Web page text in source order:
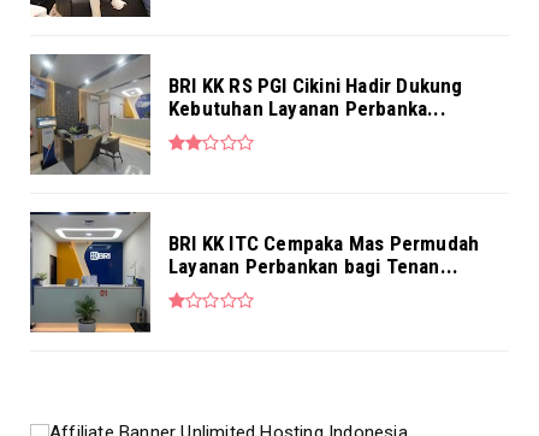
BRI KK RS PGI Cikini Hadir Dukung
Kebutuhan Layanan Perbanka...
BRI KK ITC Cempaka Mas Permudah
Layanan Perbankan bagi Tenan...